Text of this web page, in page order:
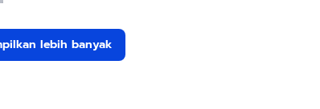
lebih banyak